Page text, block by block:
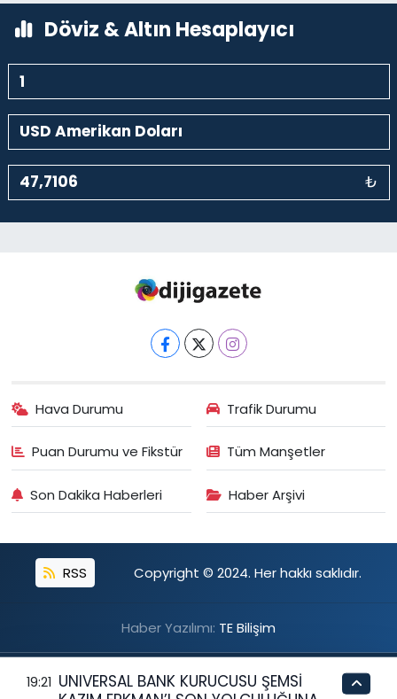
Döviz & Altın Hesaplayıcı
₺
Hava Durumu Trafik Durumu
Puan Durumu ve Fikstür Tüm Manşetler
Son Dakika Haberleri Haber Arşivi
RSS Copyright © 2024. Her hakkı saklıdır.
Haber Yazılımı: TE Bilişim
19:21 UNIVERSAL BANK KURUCUSU ŞEMSİ